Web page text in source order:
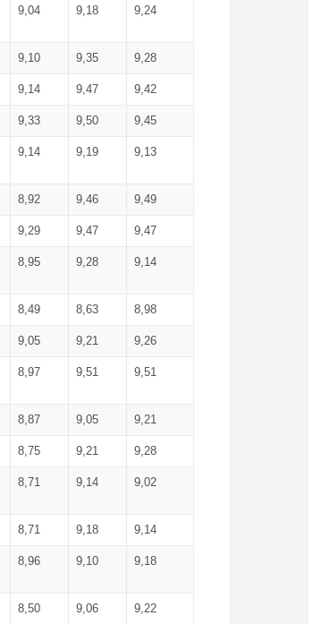
9,04 9,18 9,24
9,10 9,35 9,28
9,14 9,47 9,42
9,33 9,50 9,45
9,14 9,19 9,13
8,92 9,46 9,49
9,29 9,47 9,47
8,95 9,28 9,14
8,49 8,63 8,98
9,05 9,21 9,26
8,97 9,51 9,51
8,87 9,05 9,21
8,75 9,21 9,28
8,71 9,14 9,02
8,71 9,18 9,14
8,96 9,10 9,18
8,50 9,06 9,22